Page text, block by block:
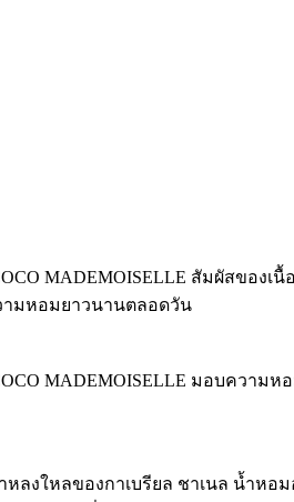
MADEMOISELLE สัมผัสของ
มหอมยาวนานตลอดวัน
MADEMOISELLE มอบความ
หลงใหลของกาเบรียล ชาเนล น้ำห